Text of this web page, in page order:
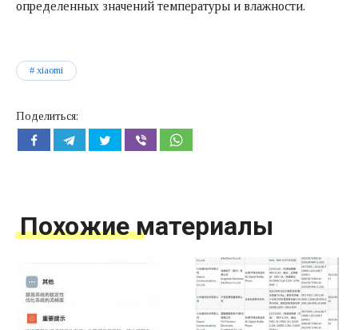
определенных значений температуры и влажности.
xiaomi
Поделиться:
Похожие материалы